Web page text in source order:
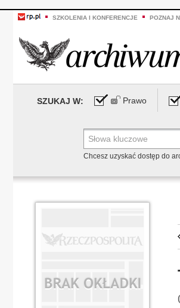
SZKOLENIA I KONFERENCJE POZNAJ
SZUKAJ W: Prawo
Chcesz uzyskać dostęp do